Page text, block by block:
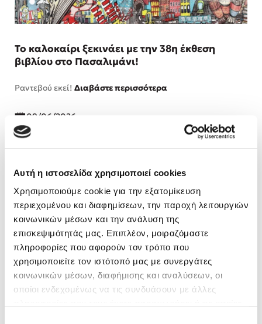
Αυτή η ιστοσελίδα χρησιμοποιεί cookies
Χρησιμοποιούμε cookie για την εξατομίκευση
περιεχομένου και διαφημίσεων, την παροχή λειτουργιών
κοινωνικών μέσων και την ανάλυση της
επισκεψιμότητάς μας. Επιπλέον, μοιραζόμαστε
πληροφορίες που αφορούν τον τρόπο που
χρησιμοποιείτε τον ιστότοπό μας με συνεργάτες
κοινωνικών μέσων, διαφήμισης και αναλύσεων, οι
οποίοι ενδεχομένως να τις συνδυάσουν με άλλες
Το καλοκαίρι ξεκινάει με την 38η έκθεση
βιβλίου στο Πασαλιμάνι!
Ραντεβού εκεί! Διαβάστε περισσότερα
09/06/2026